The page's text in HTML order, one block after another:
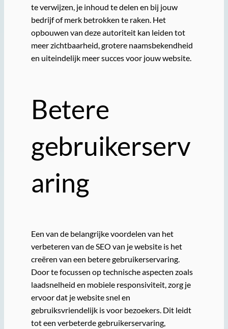
te verwijzen, je inhoud te delen en bij jouw
bedrijf of merk betrokken te raken. Het
opbouwen van deze autoriteit kan leiden tot
meer zichtbaarheid, grotere naamsbekendheid
en uiteindelijk meer succes voor jouw website.
Betere
gebruikerserv
aring
Een van de belangrijke voordelen van het
verbeteren van de SEO van je website is het
creëren van een betere gebruikerservaring.
Door te focussen op technische aspecten zoals
laadsnelheid en mobiele responsiviteit, zorg je
ervoor dat je website snel en
gebruiksvriendelijk is voor bezoekers. Dit leidt
tot een verbeterde gebruikerservaring,